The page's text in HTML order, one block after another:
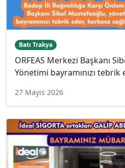
Batı Trakya
ORFEAS Merkezi Başkanı
Yönetimi bayramınızı tebrik
27 Mayıs 2026